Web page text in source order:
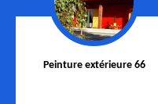
Peinture extérieure 66